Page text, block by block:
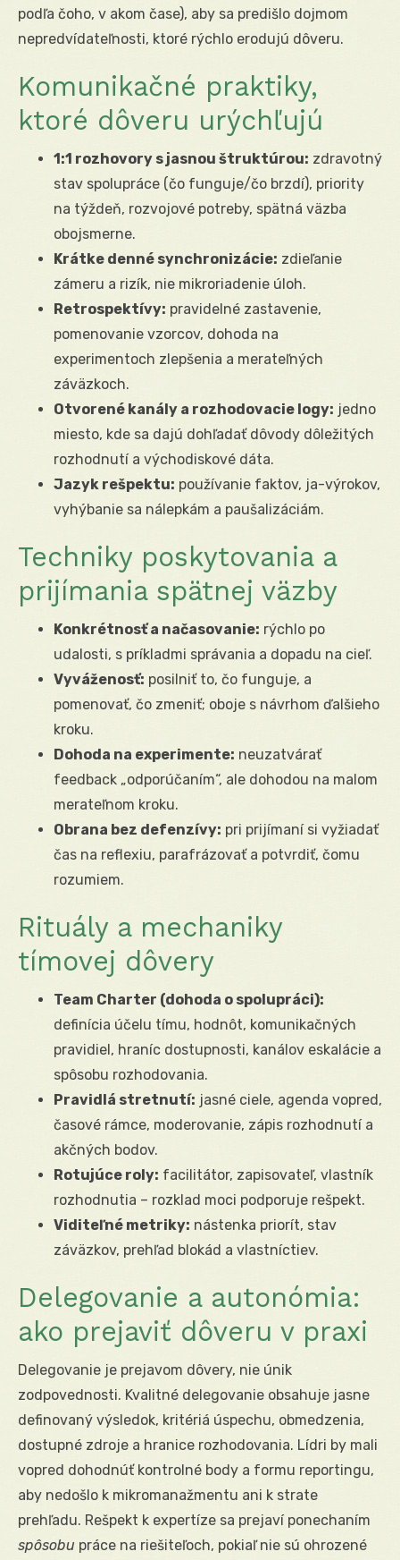
podľa čoho, v akom čase), aby sa predišlo dojmom
nepredvídateľnosti, ktoré rýchlo erodujú dôveru.
Komunikačné praktiky,
ktoré dôveru urýchľujú
1:1 rozhovory s jasnou štruktúrou: zdravotný
stav spolupráce (čo funguje/čo brzdí), priority
na týždeň, rozvojové potreby, spätná väzba
obojsmerne.
Krátke denné synchronizácie: zdieľanie
zámeru a rizík, nie mikroriadenie úloh.
Retrospektívy: pravidelné zastavenie,
pomenovanie vzorcov, dohoda na
experimentoch zlepšenia a merateľných
záväzkoch.
Otvorené kanály a rozhodovacie logy: jedno
miesto, kde sa dajú dohľadať dôvody dôležitých
rozhodnutí a východiskové dáta.
Jazyk rešpektu: používanie faktov, ja-výrokov,
vyhýbanie sa nálepkám a paušalizáciám.
Techniky poskytovania a
prijímania spätnej väzby
Konkrétnosť a načasovanie: rýchlo po
udalosti, s príkladmi správania a dopadu na cieľ.
Vyváženosť: posilniť to, čo funguje, a
pomenovať, čo zmeniť; oboje s návrhom ďalšieho
kroku.
Dohoda na experimente: neuzatvárať
feedback „odporúčaním“, ale dohodou na malom
merateľnom kroku.
Obrana bez defenzívy: pri prijímaní si vyžiadať
čas na reflexiu, parafrázovať a potvrdiť, čomu
rozumiem.
Rituály a mechaniky
tímovej dôvery
Team Charter (dohoda o spolupráci):
definícia účelu tímu, hodnôt, komunikačných
pravidiel, hraníc dostupnosti, kanálov eskalácie a
spôsobu rozhodovania.
Pravidlá stretnutí: jasné ciele, agenda vopred,
časové rámce, moderovanie, zápis rozhodnutí a
akčných bodov.
Rotujúce roly: facilitátor, zapisovateľ, vlastník
rozhodnutia – rozklad moci podporuje rešpekt.
Viditeľné metriky: nástenka priorít, stav
záväzkov, prehľad blokád a vlastníctiev.
Delegovanie a autonómia:
ako prejaviť dôveru v praxi
Delegovanie je prejavom dôvery, nie únik
zodpovednosti. Kvalitné delegovanie obsahuje jasne
definovaný výsledok, kritériá úspechu, obmedzenia,
dostupné zdroje a hranice rozhodovania. Lídri by mali
vopred dohodnúť kontrolné body a formu reportingu,
aby nedošlo k mikromanažmentu ani k strate
prehľadu. Rešpekt k expertíze sa prejaví ponechaním
spôsobu práce na riešiteľoch, pokiaľ nie sú ohrozené